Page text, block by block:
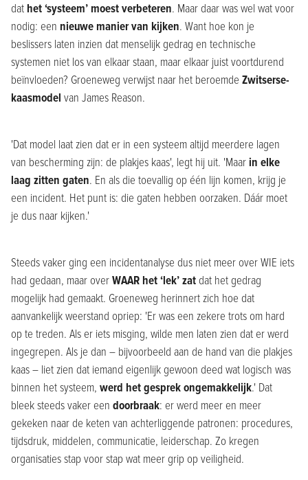
dat het ‘systeem’ moest verbeteren. Maar daar was wel wat voor
nodig: een nieuwe manier van kijken. Want hoe kon je
beslissers laten inzien dat menselijk gedrag en technische
systemen niet los van elkaar staan, maar elkaar juist voortdurend
beïnvloeden? Groeneweg verwijst naar het beroemde Zwitserse-
kaasmodel van James Reason.
'Dat model laat zien dat er in een systeem altijd meerdere lagen
van bescherming zijn: de plakjes kaas', legt hij uit. 'Maarin elke
laag zitten gaten. En als die toevallig op één lijn komen, krijg je
een incident. Het punt is: die gaten hebben oorzaken. Dáár moet
je dus naar kijken.'
Steeds vaker ging een incidentanalyse dus niet meer over WIE iets
had gedaan, maar overWAAR het ‘lek’ zatdat het gedrag
mogelijk had gemaakt. Groeneweg herinnert zich hoe dat
aanvankelijk weerstand opriep: 'Er was een zekere trots om hard
op te treden. Als er iets misging, wilde men laten zien dat er werd
ingegrepen. Als je dan – bijvoorbeeld aan de hand van die plakjes
kaas – liet zien dat iemand eigenlijk gewoon deed wat logisch was
binnen het systeem, werd het gesprek ongemakkelijk.' Dat
bleek steeds vaker een doorbraak: er werd meer en meer
gekeken naar de keten van achterliggende patronen: procedures,
tijdsdruk, middelen, communicatie, leiderschap. Zo kregen
organisaties stap voor stap wat meer grip op veiligheid.